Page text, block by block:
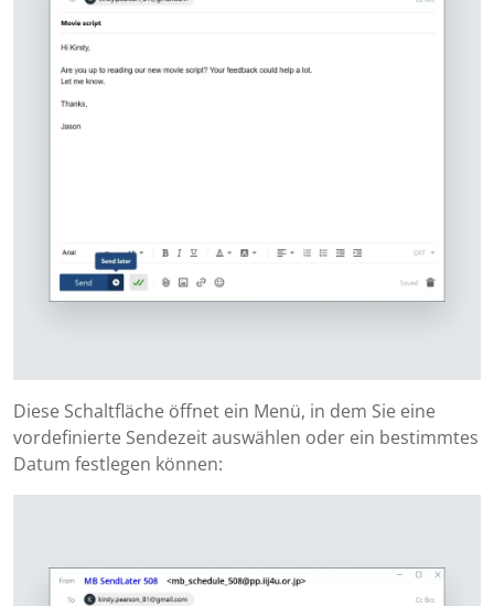
Diese Schaltfläche öffnet ein Menü, in dem Sie eine
vordefinierte Sendezeit auswählen oder ein bestimmtes
Datum festlegen können: